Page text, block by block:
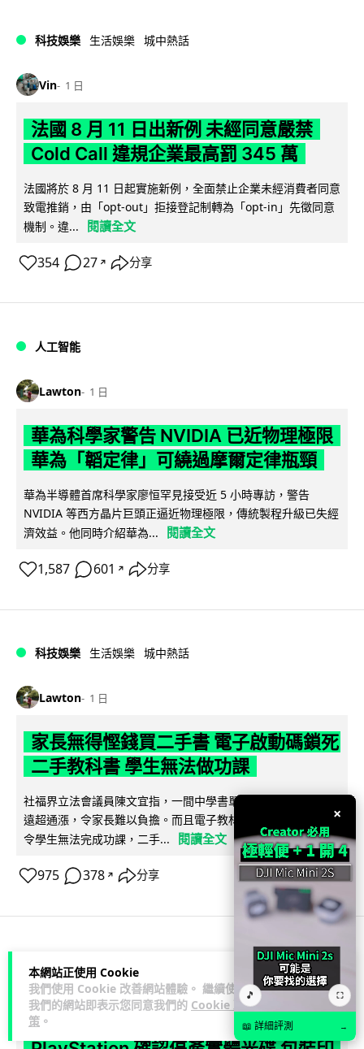
本網站正使用 Cookie
我們使用 Cookie 改善網站體驗。 繼續使用
我們的網站即表示您同意我們的 Cookie 政
策 。
科技娛樂 生活娛樂 城中熱話
Vin 1 日
法國 8 月 11 日出新例 未經同意嚴禁
Cold Call 違規企業最高罰 345 萬
法國將於 8 月 11 日起實施新例，全面禁止企業未經消費者同意
致電推銷，由「opt-out」拒接登記制轉為「opt-in」先徵同意
機制。違...
閱讀全文
354 27 ↗ 分享
人工智能
Lawton 1 日
華為科學家警告 NVIDIA 已近物理極限
華為「韜定律」可繞過摩爾定律瓶頸
華為半導體首席科學家廖恒罕見接受近 5 小時專訪，警告
NVIDIA 等西方晶片巨頭正逼近物理極限，傳統製程升級已失經
濟效益。他同時介紹華為...
閱讀全文
1,587 601 ↗ 分享
科技娛樂 生活娛樂 城中熱話
Lawton 1 日
家長無得慳錢買二手書 電子啟動碼鎖死
二手教科書 學生無法做功課
社福界立法會議員陳文宜指，一間中學書單價錢按年加 14.7%
遠超通漲，令家長難以負擔。而且電子教材啟動碼這項設計，
令學生無法完成功課，二手...
閱讀全文
975 378 ↗ 分享
Lawton 1 日
×
🎵 ⛶
📖 詳細評測 →